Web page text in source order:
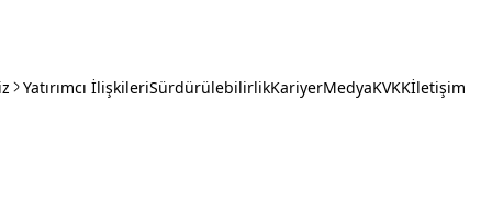
Yatırımcı İlişkileriSürdürülebilirlikKariyerMedyaKVKKİletişim